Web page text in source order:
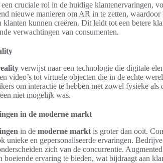
cruciale rol in de huidige klantenervaringen,
nieuwe manieren om AR in te zetten, waardoor
klanten kunnen creëren. Dit leidt tot een betere
verwachtingen van consumenten.
verwijst naar een technologie die digitale
video’s tot virtuele objecten die in de echte
om interactie te hebben met zowel fysieke als
niet mogelijk was.
in de moderne markt
in de moderne markt is groter dan ooit.
unieke en gepersonaliseerde ervaringen.
zich van de concurrentie.
boeiende ervaring te bieden, wat bijdraagt aan